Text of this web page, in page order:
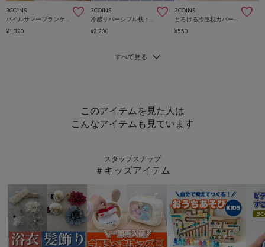
3COINS
¥1,320
3COINS
¥2,200
3COINS
¥550
このアイテムを見た人は
こんなアイテムも見ています
スタッフスナップ
＃キッズアイテム